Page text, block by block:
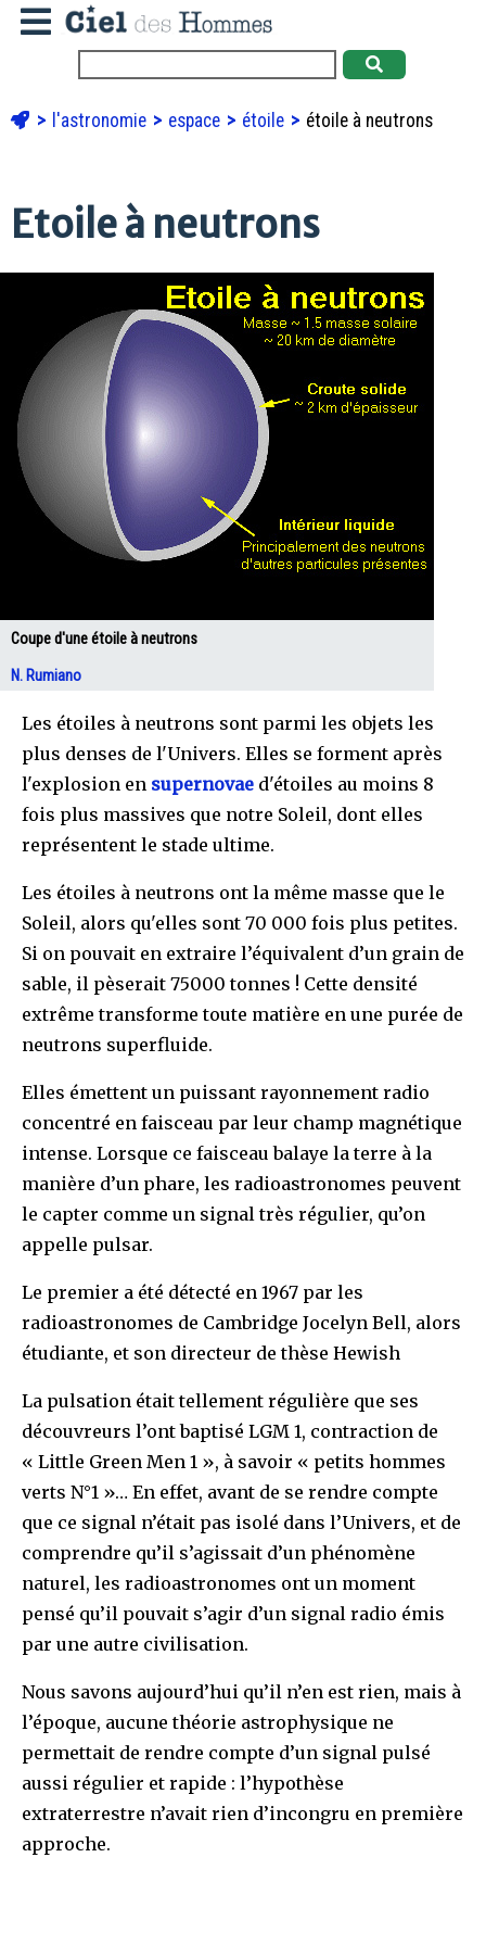
l'astronomie espace étoile étoile à neutrons
Etoile à neutrons
Coupe d'une étoile à neutrons
N. Rumiano
Les étoiles à neutrons sont parmi les objets les
plus denses de l'Univers. Elles se forment après
l'explosion en supernovae d'étoiles au moins 8
fois plus massives que notre Soleil, dont elles
représentent le stade ultime.
Les étoiles à neutrons ont la même masse que le
Soleil, alors qu'elles sont 70 000 fois plus petites.
Si on pouvait en extraire l’équivalent d’un grain de
sable, il pèserait 75000 tonnes ! Cette densité
extrême transforme toute matière en une purée de
neutrons superfluide.
Elles émettent un puissant rayonnement radio
concentré en faisceau par leur champ magnétique
intense. Lorsque ce faisceau balaye la terre à la
manière d’un phare, les radioastronomes peuvent
le capter comme un signal très régulier, qu’on
appelle pulsar.
Le premier a été détecté en 1967 par les
radioastronomes de Cambridge Jocelyn Bell, alors
étudiante, et son directeur de thèse Hewish
La pulsation était tellement régulière que ses
découvreurs l’ont baptisé LGM 1, contraction de
« Little Green Men 1 », à savoir « petits hommes
verts N°1 »… En effet, avant de se rendre compte
que ce signal n’était pas isolé dans l’Univers, et de
comprendre qu’il s’agissait d’un phénomène
naturel, les radioastronomes ont un moment
pensé qu’il pouvait s’agir d’un signal radio émis
par une autre civilisation.
Nous savons aujourd’hui qu’il n’en est rien, mais à
l’époque, aucune théorie astrophysique ne
permettait de rendre compte d’un signal pulsé
aussi régulier et rapide : l’hypothèse
extraterrestre n’avait rien d’incongru en première
approche.